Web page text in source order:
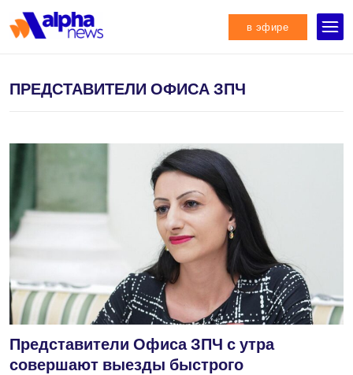
в эфире
ПРЕДСТАВИТЕЛИ ОФИСА ЗПЧ
Представители Офиса ЗПЧ с утра
совершают выезды быстрого